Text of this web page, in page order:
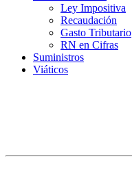
Ley Impositiva
Recaudación
Gasto Tributario
RN en Cifras
Suministros
Viáticos